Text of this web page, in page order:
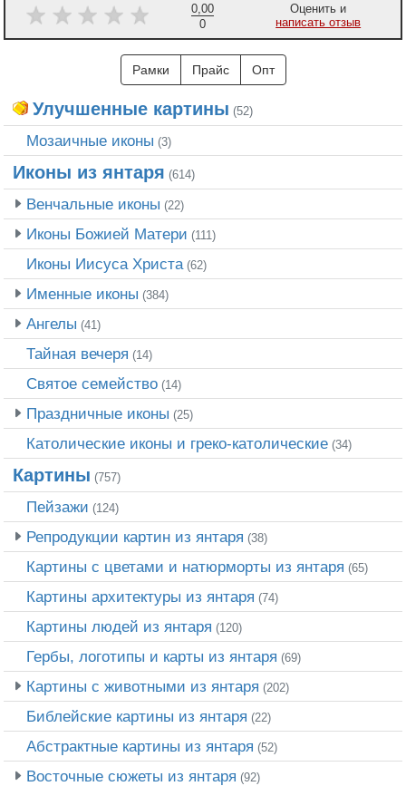
0,00
0
Оценить и
написать отзыв
Рамки Прайс Опт
Улучшенные картины (52)
Мозаичные иконы (3)
Иконы из янтаря (614)
Венчальные иконы (22)
Иконы Божией Матери (111)
Иконы Иисуса Христа (62)
Именные иконы (384)
Ангелы (41)
Тайная вечеря (14)
Святое семейство (14)
Праздничные иконы (25)
Католические иконы и греко-католические (34)
Картины (757)
Пейзажи (124)
Репродукции картин из янтаря (38)
Картины с цветами и натюрморты из янтаря (65)
Картины архитектуры из янтаря (74)
Картины людей из янтаря (120)
Гербы, логотипы и карты из янтаря (69)
Картины с животными из янтаря (202)
Библейские картины из янтаря (22)
Абстрактные картины из янтаря (52)
Восточные сюжеты из янтаря (92)